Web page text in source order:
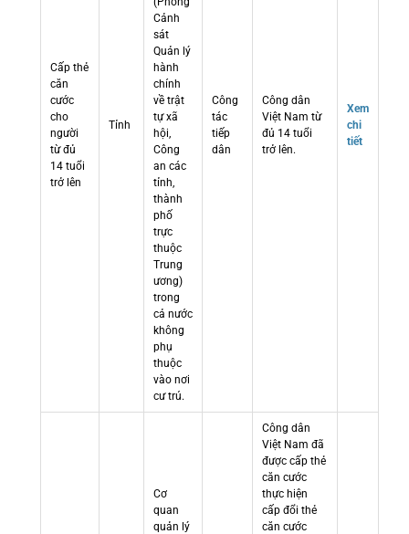
Cấp thẻ
căn
cước
cho
người
từ đủ
14 tuổi
trở lên
Tỉnh
Cảnh
sát
Quản lý
hành
chính
về trật
tự xã
hội,
Công
an các
tỉnh,
thành
phố
trực
thuộc
Trung
ương)
trong
cả nước
không
phụ
thuộc
vào nơi
cư trú.
Công
tác
tiếp
dân
Công dân
Việt Nam từ
đủ 14 tuổi
trở lên.
Xem
chi
tiết
Cơ
quan
quản lý
Công dân
Việt Nam đã
được cấp thẻ
căn cước
thực hiện
cấp đổi thẻ
căn cước